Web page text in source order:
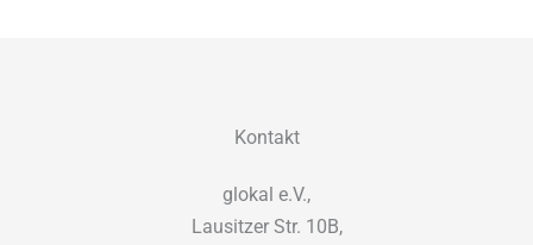
Kontakt
glokal e.V.,
Lausitzer Str. 10B,